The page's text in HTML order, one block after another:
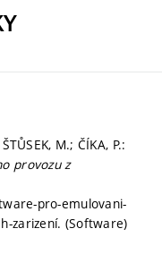
M.; ČÍKA, P.:
provozu z
pro-emulovani-
zarizení. (Software)